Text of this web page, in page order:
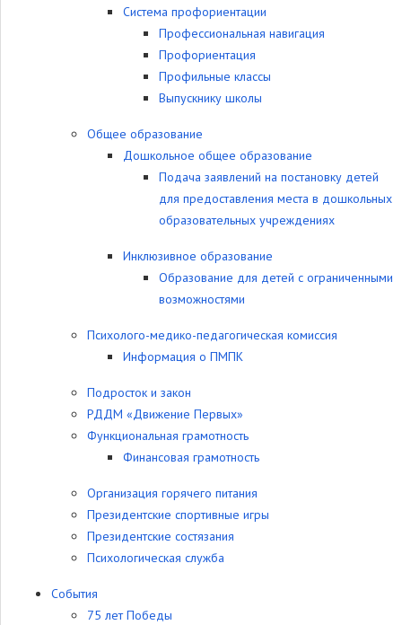
Система профориентации
Профессиональная навигация
Профориентация
Профильные классы
Выпускнику школы
Общее образование
Дошкольное общее образование
Подача заявлений на постановку детей
для предоставления места в дошкольных
образовательных учреждениях
Инклюзивное образование
Образование для детей с ограниченными
возможностями
Психолого-медико-педагогическая комиссия
Информация о ПМПК
Подросток и закон
РДДМ «Движение Первых»
Функциональная грамотность
Финансовая грамотность
Организация горячего питания
Президентские спортивные игры
Президентские состязания
Психологическая служба
События
75 лет Победы